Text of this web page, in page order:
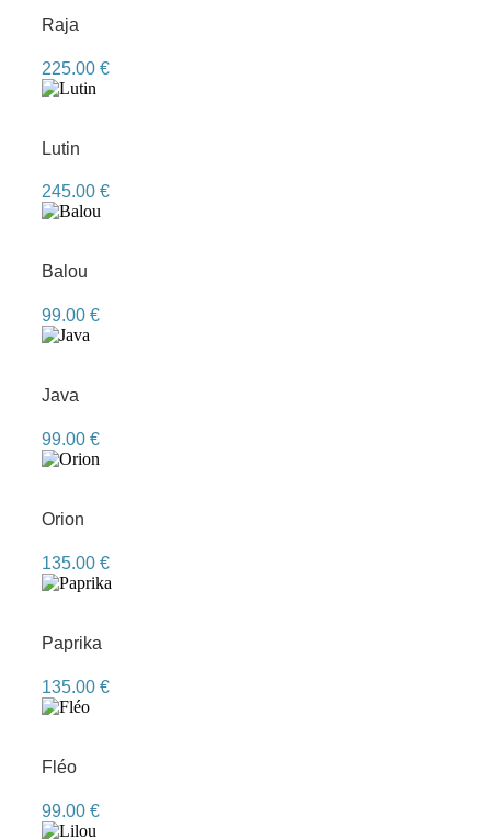
Raja
225.00 €
Lutin
245.00 €
Balou
99.00 €
Java
99.00 €
Orion
135.00 €
Paprika
135.00 €
Fléo
99.00 €